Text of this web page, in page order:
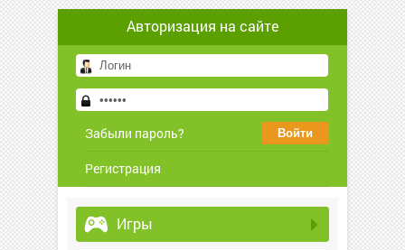
Авторизация на сайте
Забыли пароль?
Регистрация
Игры